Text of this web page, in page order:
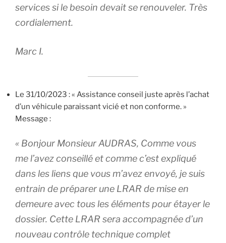
services si le besoin devait se renouveler. Très
cordialement.
Marc I.
Le 31/10/2023 : « Assistance conseil juste après l’achat
d’un véhicule paraissant vicié et non conforme. »
Message :
« Bonjour Monsieur AUDRAS, Comme vous
me l’avez conseillé et comme c’est expliqué
dans les liens que vous m’avez envoyé, je suis
entrain de préparer une LRAR de mise en
demeure avec tous les éléments pour étayer le
dossier. Cette LRAR sera accompagnée d’un
nouveau contrôle technique complet